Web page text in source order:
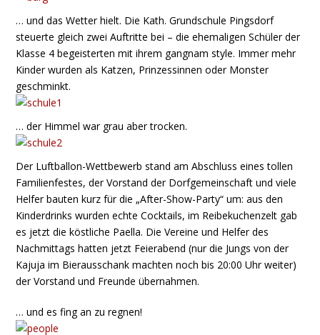
… und das Wetter hielt. Die Kath. Grundschule Pingsdorf
steuerte gleich zwei Auftritte bei – die ehemaligen Schüler der
Klasse 4 begeisterten mit ihrem gangnam style. Immer mehr
Kinder wurden als Katzen, Prinzessinnen oder Monster
geschminkt.
… der Himmel war grau aber trocken.
Der Luftballon-Wettbewerb stand am Abschluss eines tollen
Familienfestes, der Vorstand der Dorfgemeinschaft und viele
Helfer bauten kurz für die „After-Show-Party“ um: aus den
Kinderdrinks wurden echte Cocktails, im Reibekuchenzelt gab
es jetzt die köstliche Paella. Die Vereine und Helfer des
Nachmittags hatten jetzt Feierabend (nur die Jungs von der
Kajuja im Bierausschank machten noch bis 20:00 Uhr weiter)
der Vorstand und Freunde übernahmen.
… und es fing an zu regnen!